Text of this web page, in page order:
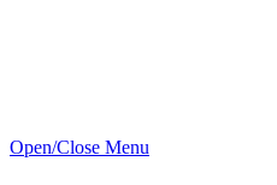
Open/Close Menu